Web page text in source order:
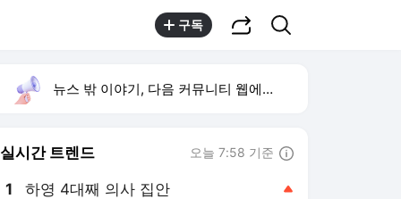
구독
뉴스 밖 이야기, 다음 커뮤니티 웹에서 보기
실시간 트렌드 오늘 7:58 기준
1 하영 4대째 의사 집안